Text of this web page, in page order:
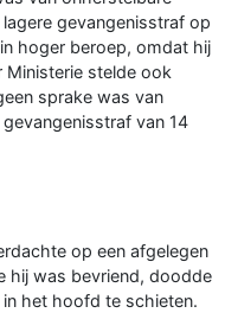
gevangenisstraf op
hoger beroep, omdat hij
Ministerie stelde ook
sprake was van
van 14
op een afgelegen
hij was bevriend, doodde
het hoofd te schieten.